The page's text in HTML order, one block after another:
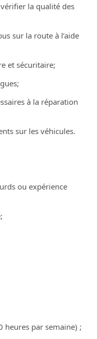
la qualité des
sur la route à l’aide
et sécuritaire;
à la réparation
sur les véhicules.
ou expérience
heures par semaine) ;